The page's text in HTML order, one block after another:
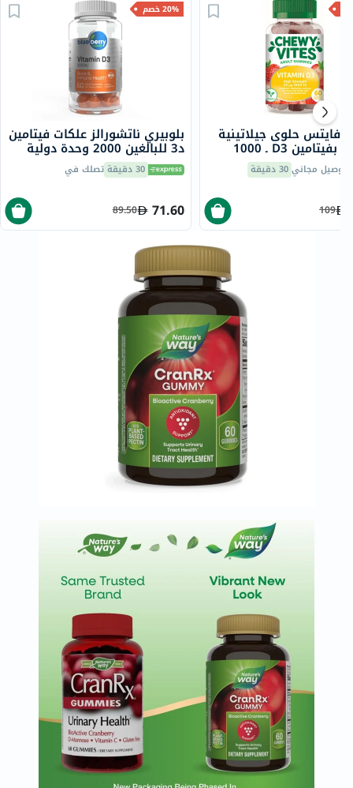
20% خصم
بلوبيري ناتشورالز علكات فيتامين
د3 للبالغين 2000 وحدة دولية
لصحة العظام حزمة من 60
30 دقيقة تصلك في
71.60
89.50
فايتس حلوى جيلاتينية
للبالغين بفيتامين D3 ـ 1000
بقوة إضافيةتوصيل مجاني30 دقيقة
109